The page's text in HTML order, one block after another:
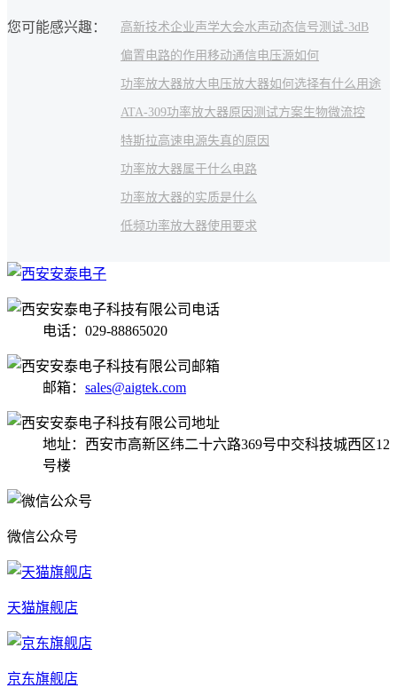
您可能感兴趣： 高新技术企业声学大会水声动态信号测试-3dB
偏置电路的作用移动通信 电压源如何
功率放大器放大 电压放大器如何选择有什么用途
ATA-309功率放大器原因 测试方案生物微流控
特斯拉高速电源失真的原因
功率放大器属于什么电路
功率放大器的实质是什么
低频功率放大器使用要求
电话：029-88865020
邮箱： sales@aigtek.com
地址：西安市高新区纬二十六路369号中交科技城西区12
号楼
微信公众号
天猫旗舰店
京东旗舰店